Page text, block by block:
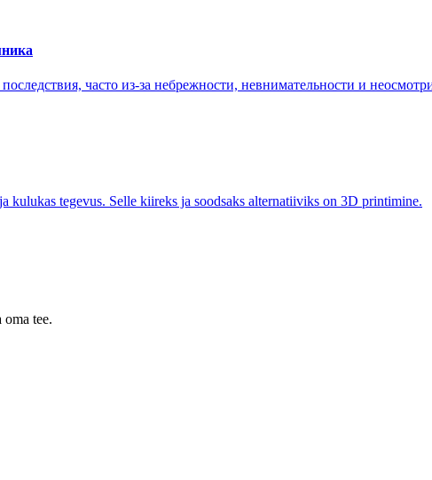
часто из-за небрежности, невнимательности и
kulukas tegevus. Selle kiireks ja soodsaks alternatiiviks on 3D printimine.
tee.